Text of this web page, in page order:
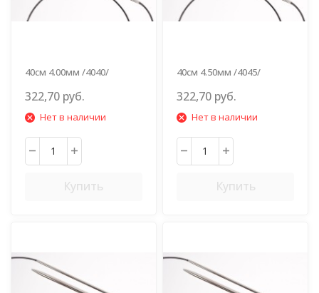
40см 4.00мм /4040/
322,70 руб.
Нет в наличии
Купить
40см 4.50мм /4045/
322,70 руб.
Нет в наличии
Купить